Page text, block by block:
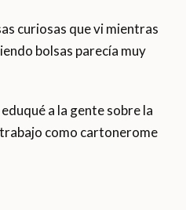
curiosas que vi mientras
bolsas parecía muy
a la gente sobre la
trabajo como cartonerome